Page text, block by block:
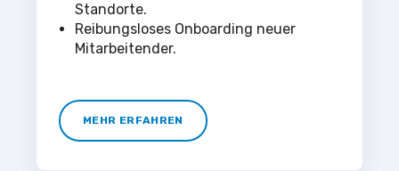
Standorte.
Reibungsloses Onboarding neuer
Mitarbeitender.
MEHR ERFAHREN